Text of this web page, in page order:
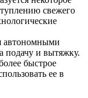
свежего
автономными
подачу и вытяжку.
быстрое
ее в